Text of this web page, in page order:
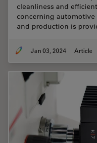
cleanliness and
concerning
and production is
Jan 03, 2024 Article